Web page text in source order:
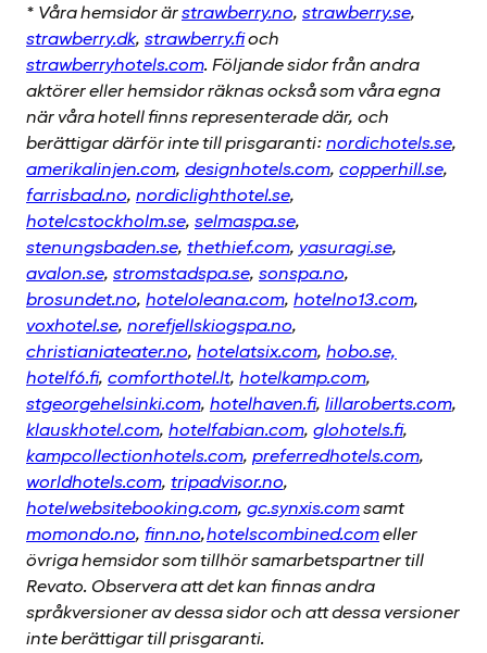
* Våra hemsidor ärstrawberry.no, strawberry.se,
strawberry.dk, strawberry.fioch
strawberryhotels.com. Följande sidor från andra
aktörer eller hemsidor räknas också som våra egna
när våra hotell finns representerade där, och
berättigar därför inte till prisgaranti:nordichotels.se,
amerikalinjen.com, designhotels.com, copperhill.se,
farrisbad.no, nordiclighthotel.se,
hotelcstockholm.se, selmaspa.se,
stenungsbaden.se, thethief.com, yasuragi.se,
avalon.se, stromstadspa.se, sonspa.no,
brosundet.no, hoteloleana.com, hotelno13.com,
voxhotel.se, norefjellskiogspa.no,
christianiateater.no, hotelatsix.com, hobo.se,
hotelf6.fi, comforthotel.lt, hotelkamp.com,
stgeorgehelsinki.com, hotelhaven.fi, lillaroberts.com,
klauskhotel.com, hotelfabian.com, glohotels.fi,
kampcollectionhotels.com, preferredhotels.com,
worldhotels.com, tripadvisor.no,
hotelwebsitebooking.com, gc.synxis.comsamt
momondo.no, finn.no,hotelscombined.comeller
övriga hemsidor som tillhör samarbetspartner till
Revato. Observera att det kan finnas andra
språkversioner av dessa sidor och att dessa versioner
inte berättigar till prisgaranti.